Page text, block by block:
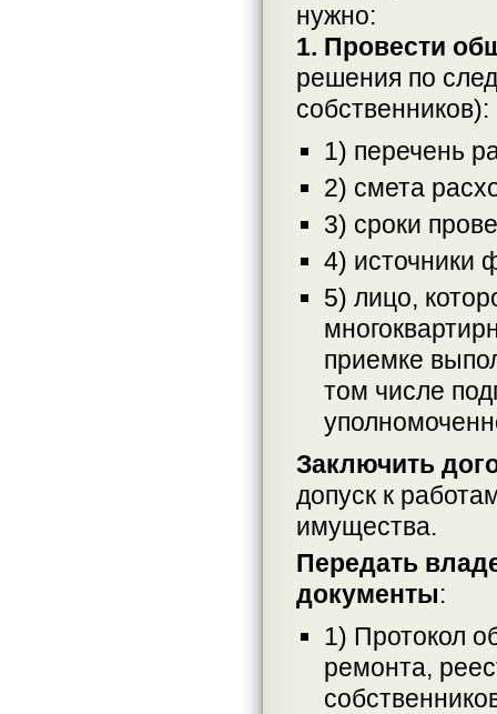
нужно:
1. Провести
решения по
собственников):
1) перечень
2) смета
3) сроки
4) источники
5) лицо,
приемке
том числе
Заключить
допуск к
имущества.
Передать
документы:
1) Протокол
ремонта,